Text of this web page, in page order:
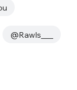
@Rawls___